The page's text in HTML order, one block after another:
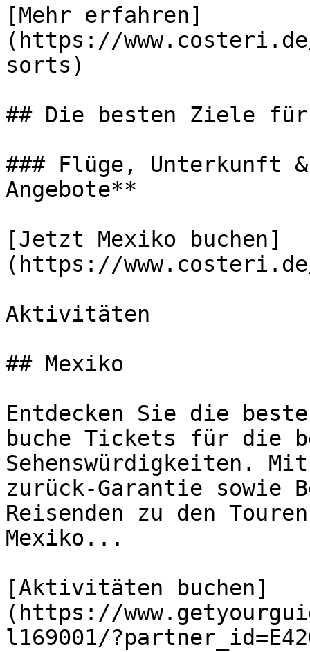
[Mehr erfahren]
(https://
sorts)
## Die besten Ziele
### Flüge, Unterkunft
Angebote**
[Jetzt Mexiko buchen]
(https://
Aktivitäten
## Mexiko
Entdecken Sie die
buche Tickets für die
Sehenswürdigkeiten.
zurück-Garantie sowie
Reisenden zu den
Mexiko...
[Aktivitäten buchen]
(https://
l169001/